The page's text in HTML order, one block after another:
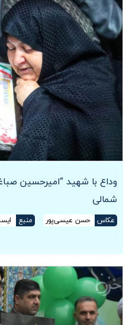
وداع با شهید “امیرحسین
شمالی
عکاس حسن عیسی‌پور منبع